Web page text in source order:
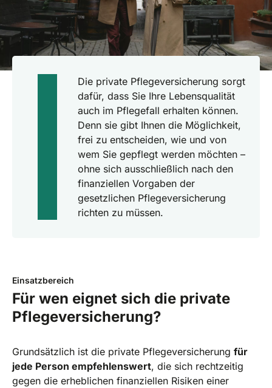
Die private Pflegeversicherung sorgt
dafür, dass Sie Ihre Lebensqualität
auch im Pflegefall erhalten können.
Denn sie gibt Ihnen die Möglichkeit,
frei zu entscheiden, wie und von
wem Sie gepflegt werden möchten –
ohne sich ausschließlich nach den
finanziellen Vorgaben der
gesetzlichen Pflegeversicherung
richten zu müssen.
Einsatzbereich
Für wen eignet sich die private
Pflegeversicherung?
Grundsätzlich ist die private Pflegeversicherung für
jede Person empfehlenswert, die sich rechtzeitig
gegen die erheblichen finanziellen Risiken einer